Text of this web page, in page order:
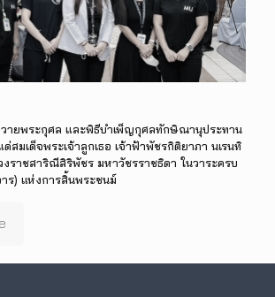
ายพระกุศล และพิธีบำเพ็ญกุศลทักษิณานุประทาน
สมเด็จพระเจ้าลูกเธอ เจ้าฟ้าพัชรกิติยาภา นเรนทิ
งราชสาริณีสิริพัชร มหาวัชรราชธิดา ในวาระครบ
) แห่งการสิ้นพระชนม์